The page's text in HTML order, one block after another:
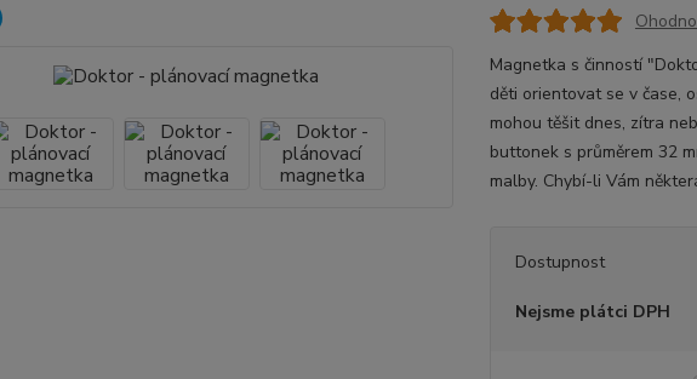
Magnetka s činností
děti orientovat se v čase,
mohou těšit dnes, zítra
buttonek s průměrem 32
malby. Chybí-li Vám
Dostupnost
Nejsme plátci DPH